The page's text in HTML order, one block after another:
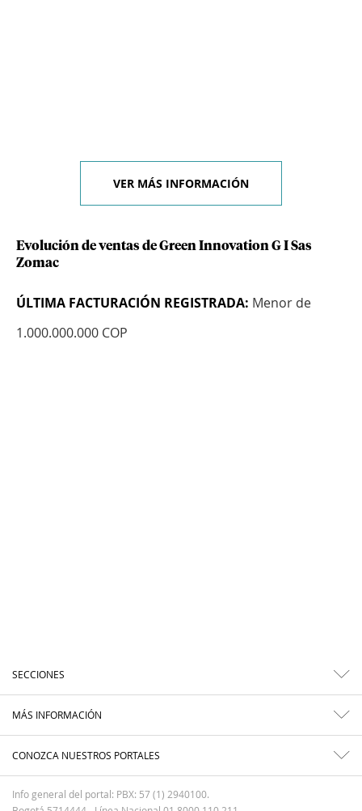
VER MÁS INFORMACIÓN
Evolución de ventas de Green Innovation G I Sas
Zomac
ÚLTIMA FACTURACIÓN REGISTRADA: Menor de
1.000.000.000 COP
SECCIONES
MÁS INFORMACIÓN
CONOZCA NUESTROS PORTALES
Info general del portal: PBX: 57 (1) 2940100.